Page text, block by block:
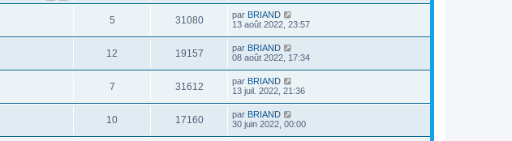
5 31080 par BRIAND
13 août 2022, 23:57
12 19157 par BRIAND
08 août 2022, 17:34
7 31612 par BRIAND
13 juil. 2022, 21:36
10 17160 par BRIAND
30 juin 2022, 00:00